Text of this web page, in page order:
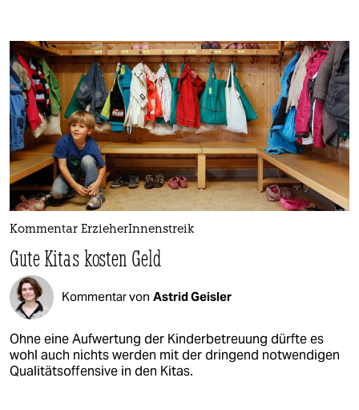
Kommentar ErzieherInnenstreik
Gute Kitas kosten Geld
Kommentar von Astrid Geisler
Ohne eine Aufwertung der Kinderbetreuung dürfte es
wohl auch nichts werden mit der dringend notwendigen
Qualitätsoffensive in den Kitas.